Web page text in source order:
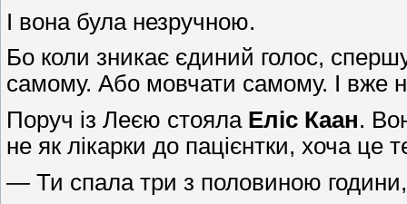
І вона була незручною.
Бо коли зникає єдиний голос,
самому. Або мовчати самому. І вже
Поруч із Леєю стояла Еліс Каан.
не як лікарки до пацієнтки, хоча
— Ти спала три з половиною